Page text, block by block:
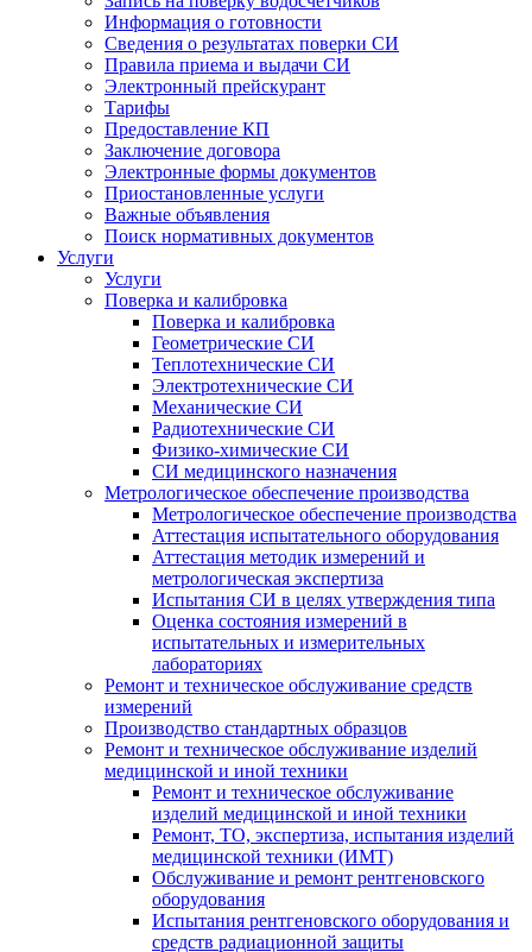
Информация о готовности
Сведения о результатах поверки СИ
Правила приема и выдачи СИ
Электронный прейскурант
Тарифы
Предоставление КП
Заключение договора
Электронные формы документов
Приостановленные услуги
Важные объявления
Поиск нормативных документов
Услуги
Услуги
Поверка и калибровка
Поверка и калибровка
Геометрические СИ
Теплотехнические СИ
Электротехнические СИ
Механические СИ
Радиотехнические СИ
Физико-химические СИ
СИ медицинского назначения
Метрологическое обеспечение производства
Метрологическое обеспечение производства
Аттестация испытательного оборудования
Аттестация методик измерений и
метрологическая экспертиза
Испытания СИ в целях утверждения типа
Оценка состояния измерений в
испытательных и измерительных
лабораториях
Ремонт и техническое обслуживание средств
измерений
Производство стандартных образцов
Ремонт и техническое обслуживание изделий
медицинской и иной техники
Ремонт и техническое обслуживание
изделий медицинской и иной техники
Ремонт, ТО, экспертиза, испытания изделий
медицинской техники (ИМТ)
Обслуживание и ремонт рентгеновского
оборудования
Испытания рентгеновского оборудования и
средств радиационной защиты